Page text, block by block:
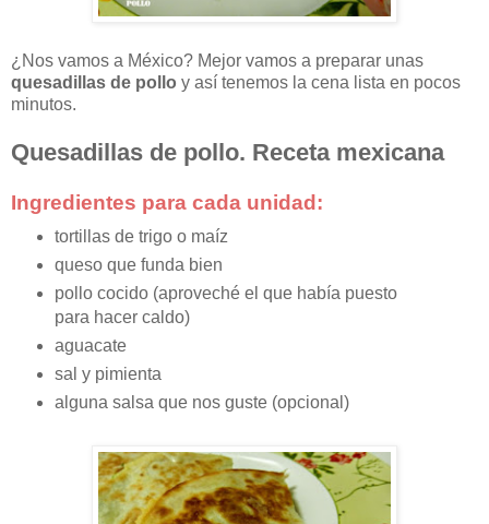
¿Nos vamos a México? Mejor vamos a preparar unas
quesadillas de pollo y así tenemos la cena lista en pocos
minutos.
Quesadillas de pollo. Receta mexicana
Ingredientes para cada unidad:
tortillas de trigo o maíz
queso que funda bien
pollo cocido (aproveché el que había puesto
para hacer caldo)
aguacate
sal y pimienta
alguna salsa que nos guste (opcional)